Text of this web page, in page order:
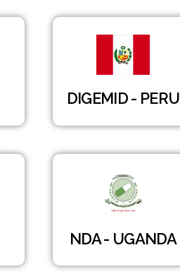
DIGEMID - PERU
NDA - UGANDA